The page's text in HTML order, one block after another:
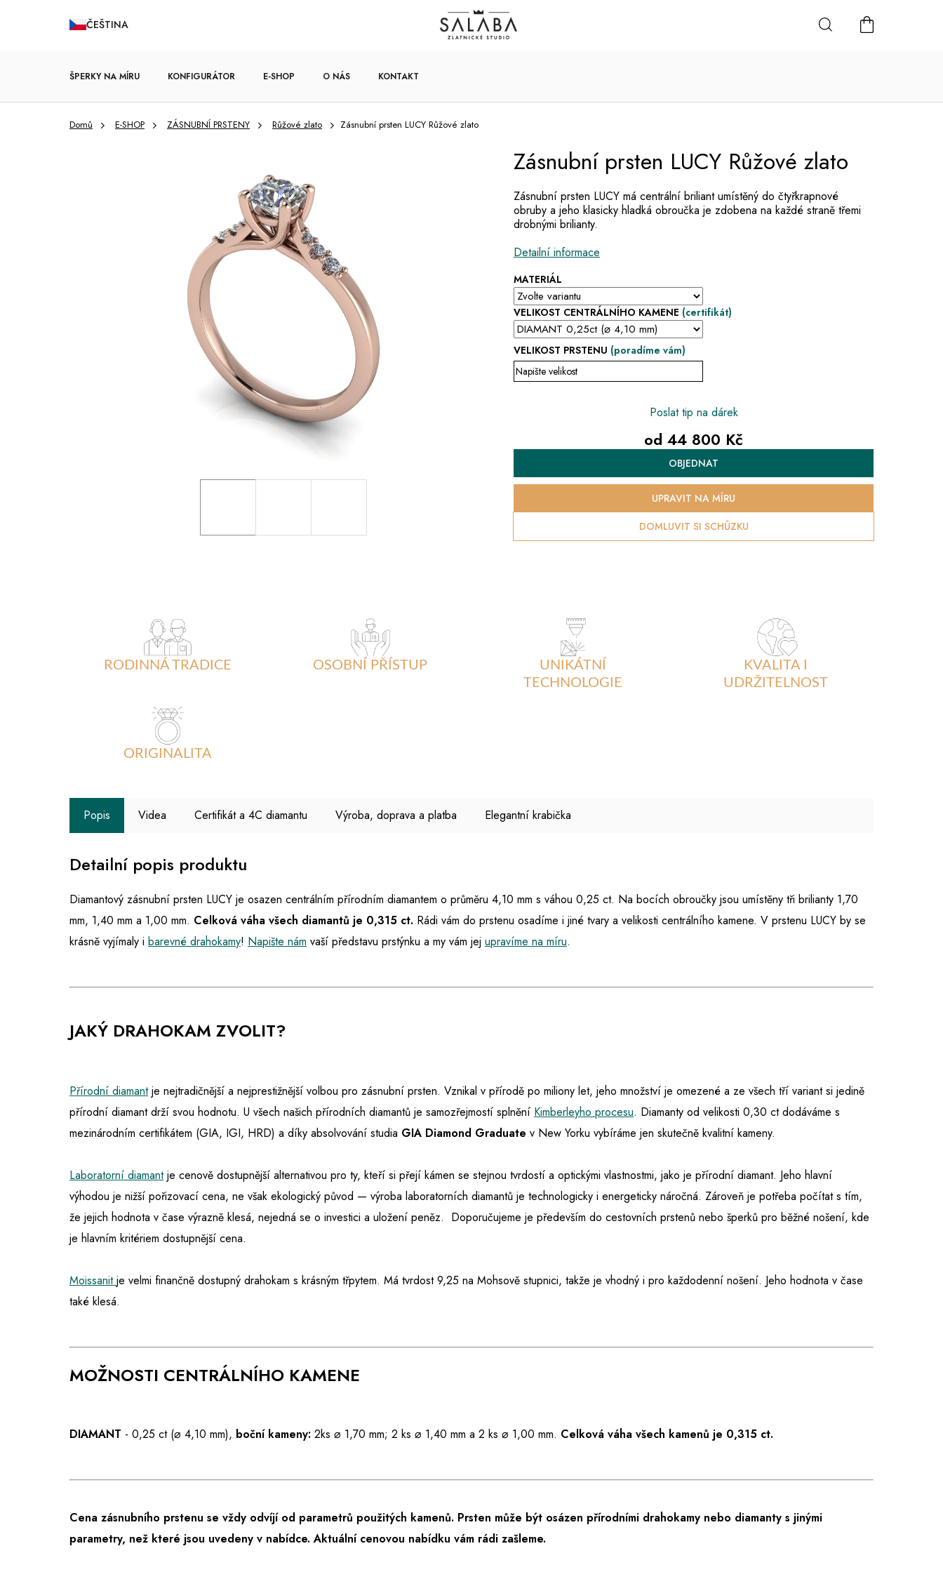
ČEŠTINA
NÁKUPNÍ
ŠPERKY NA MÍRU KONFIGURÁTOR E-SHOP
ZÁSNUBNÍ PRSTENY
O NÁS KONTAKT
Domů E-SHOP ZÁSNUBNÍ PRSTENY Růžové zlato Zásnubní prsten LUCY Růžové zlato
MATERIÁL
VELIKOST CENTRÁLNÍHO KAMENE (certifikát)
VELIKOST PRSTENU (poradíme vám)
Zásnubní prsten LUCY má centrální briliant umístěný do čtyřkrapnové
obruby a jeho klasicky hladká obroučka je zdobena na každé straně třemi
drobnými brilianty.
Detailní informace
Zásnubní prsten LUCY Růžové zlato
Poslat tip na dárek
od 44 800 Kč
Měrná
cena:
OBJEDNAT
DOMLUVIT SI SCHŮZKU
UPRAVIT NA MÍRU
RODINNÁ TRADICE OSOBNÍ PŘÍSTUP
UNIKÁTNÍ
TECHNOLOGIE
KVALITA I
UDRŽITELNOST
ORIGINALITA
Popis Videa Certifikát a 4C diamantu Výroba, doprava a platba Elegantní krabička
Detailní popis produktu
Diamantový zásnubní prsten LUCY je osazen centrálním přírodním diamantem o průměru 4,10 mm s váhou 0,25 ct. Na bocích obroučky jsou umístěny tři brilianty 1,70
mm, 1,40 mm a 1,00 mm. Celková váha všech diamantů je 0,315 ct. Rádi vám do prstenu osadíme i jiné tvary a velikosti centrálního kamene. V prstenu LUCY by se
krásně vyjímaly i barevné drahokamy! Napište nám vaší představu prstýnku a my vám jej upravíme na míru.
JAKÝ DRAHOKAM ZVOLIT?
Přírodní diamantje nejtradičnější a nejprestižnější volbou pro zásnubní prsten. Vznikal v přírodě po miliony let, jeho množství je omezené a ze všech tří variant si jedině
přírodní diamant drží svou hodnotu. U všech našich přírodních diamantů je samozřejmostí splnění Kimberleyho procesu. Diamanty od velikosti 0,30 ct dodáváme s
mezinárodním certifikátem (GIA, IGI, HRD) a díky absolvování studia GIA Diamond Graduate v New Yorku vybíráme jen skutečně kvalitní kameny.
Laboratorní diamant je cenově dostupnější alternativou pro ty, kteří si přejí kámen se stejnou tvrdostí a optickými vlastnostmi, jako je přírodní diamant. Jeho hlavní
výhodou je nižší pořizovací cena, ne však ekologický původ — výroba laboratorních diamantů je technologicky i energeticky náročná. Zároveň je potřeba počítat s tím,
že jejich hodnota v čase výrazně klesá, nejedná se o investici a uložení peněz. Doporučujeme je především do cestovních prstenů nebo šperků pro běžné nošení, kde
je hlavním kritériem dostupnější cena.
Moissanit je velmi finančně dostupný drahokam s krásným třpytem. Má tvrdost 9,25 na Mohsově stupnici, takže je vhodný i pro každodenní nošení. Jeho hodnota v čase
také klesá.
MOŽNOSTI CENTRÁLNÍHO KAMENE
DIAMANT - 0,25 ct (⌀ 4,10 mm), boční kameny: 2ks ⌀ 1,70 mm; 2 ks ⌀ 1,40 mm a 2 ks ⌀ 1,00 mm. Celková váha všech kamenů je 0,315 ct.
Cena zásnubního prstenu se vždy odvíjí od parametrů použitých kamenů. Prsten může být osázen přírodními drahokamy nebo diamanty s jinými
parametry, než které jsou uvedeny v nabídce.Aktuální cenovou nabídku vám rádi zašleme.